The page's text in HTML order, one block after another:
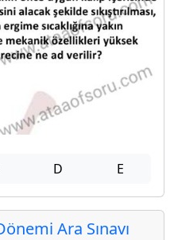
D E
Ara Sınavı